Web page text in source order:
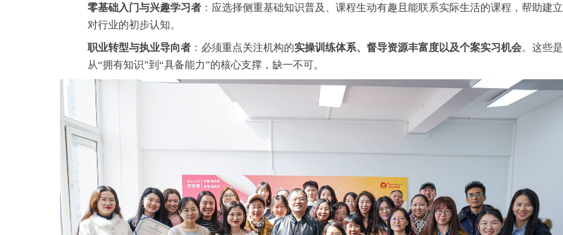
零基础入门与兴趣学习者 ：应选择侧重基础知识普及、课程生动有趣且能联系实际生活的课程，帮助建立
对行业的初步认知。
职业转型与执业导向者 ：必须重点关注机构的实操训练体系、督导资源丰富度以及个案实习机会。这些是
从“拥有知识”到“具备能力”的核心支撑，缺一不可。